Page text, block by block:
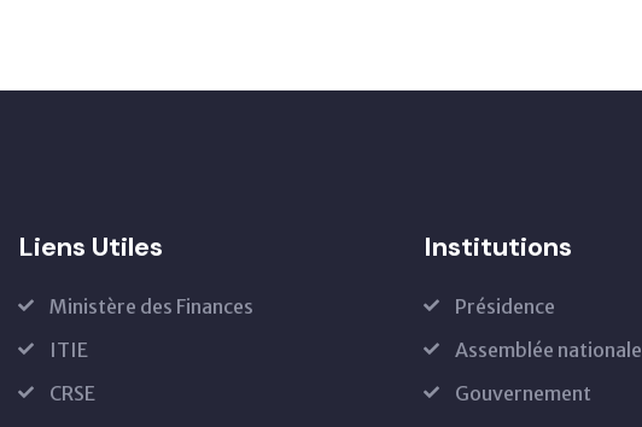
Liens Utiles
Ministère des Finances
ITIE
CRSE
Institutions
Présidence
Assemblée nationale
Gouvernement